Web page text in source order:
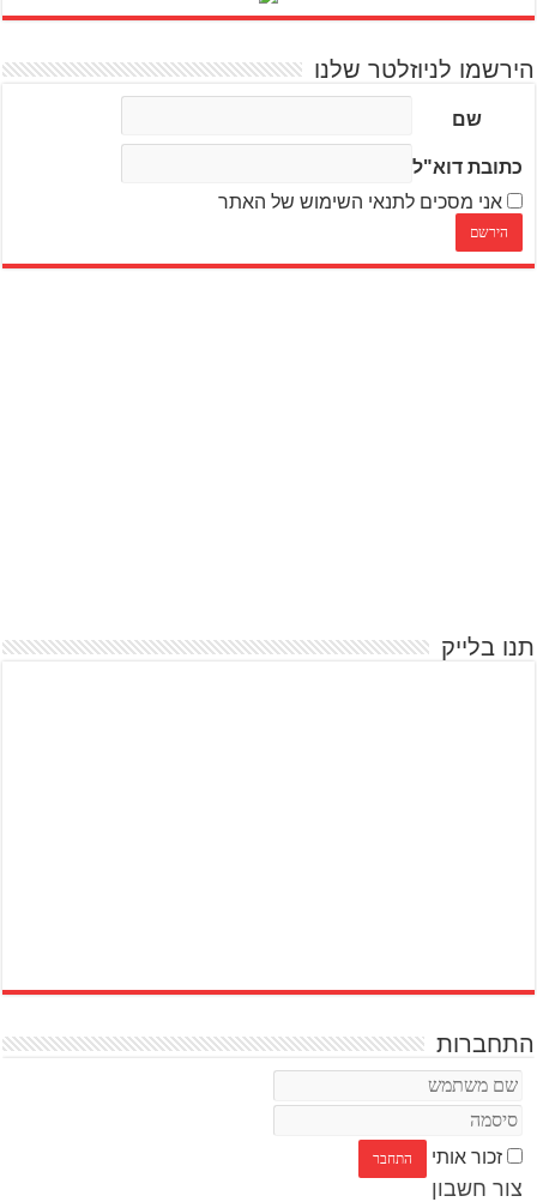
הירשמו לניוזלטר שלנו
שם
כתובת דוא"ל
אני מסכים לתנאי השימוש של האתר
תנו בלייק
התחברות
זכור אותי
צור חשבון